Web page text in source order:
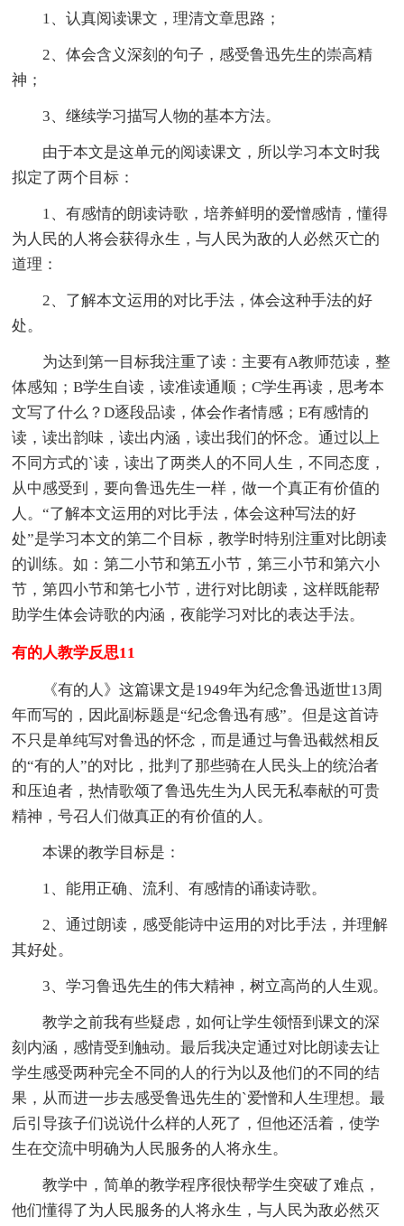
1、认真阅读课文，理清文章思路；
2、体会含义深刻的句子，感受鲁迅先生的崇高精
神；
3、继续学习描写人物的基本方法。
由于本文是这单元的阅读课文，所以学习本文时我
拟定了两个目标：
1、有感情的朗读诗歌，培养鲜明的爱憎感情，懂得
为人民的人将会获得永生，与人民为敌的人必然灭亡的
道理：
2、了解本文运用的对比手法，体会这种手法的好
处。
为达到第一目标我注重了读：主要有A教师范读，整
体感知；B学生自读，读准读通顺；C学生再读，思考本
文写了什么？D逐段品读，体会作者情感；E有感情的
读，读出韵味，读出内涵，读出我们的怀念。通过以上
不同方式的`读，读出了两类人的不同人生，不同态度，
从中感受到，要向鲁迅先生一样，做一个真正有价值的
人。“了解本文运用的对比手法，体会这种写法的好
处”是学习本文的第二个目标，教学时特别注重对比朗读
的训练。如：第二小节和第五小节，第三小节和第六小
节，第四小节和第七小节，进行对比朗读，这样既能帮
助学生体会诗歌的内涵，夜能学习对比的表达手法。
有的人教学反思11
《有的人》这篇课文是1949年为纪念鲁迅逝世13周
年而写的，因此副标题是“纪念鲁迅有感”。但是这首诗
不只是单纯写对鲁迅的怀念，而是通过与鲁迅截然相反
的“有的人”的对比，批判了那些骑在人民头上的统治者
和压迫者，热情歌颂了鲁迅先生为人民无私奉献的可贵
精神，号召人们做真正的有价值的人。
本课的教学目标是：
1、能用正确、流利、有感情的诵读诗歌。
2、通过朗读，感受能诗中运用的对比手法，并理解
其好处。
3、学习鲁迅先生的伟大精神，树立高尚的人生观。
教学之前我有些疑虑，如何让学生领悟到课文的深
刻内涵，感情受到触动。最后我决定通过对比朗读去让
学生感受两种完全不同的人的行为以及他们的不同的结
果，从而进一步去感受鲁迅先生的`爱憎和人生理想。最
后引导孩子们说说什么样的人死了，但他还活着，使学
生在交流中明确为人民服务的人将永生。
教学中，简单的教学程序很快帮学生突破了难点，
他们懂得了为人民服务的人将永生，与人民为敌必然灭